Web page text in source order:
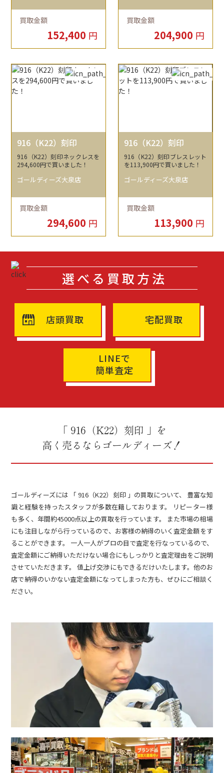
買取金額
152,400 円
買取金額
204,900 円
916（K22）刻印
916（K22）刻印ネックレスを
294,600円で買いました！
ゴールディーズ大泉店
買取金額
294,600 円
916（K22）刻印
916（K22）刻印ブレスレット
を113,900円で買いました！
ゴールディーズ大泉店
買取金額
113,900 円
選べる買取方法
店頭買取 宅配買取
LINEで
簡単査定
「 916（K22）刻印 」を
高く売るならゴールディーズ！
ゴールディーズには 「 916（K22）刻印 」の買取について、 豊富な知
識と経験を持ったスタッフが多数在籍しております。 リピーター様
も多く、年間約45000点以上の買取を行っています。 また市場の相場
にも注目しながら行っているので、お客様の納得のいく査定金額をす
ることができます。 一人一人がプロの目で査定を行なっているので、
査定金額にご納得いただけない場合にもしっかりと査定理由をご説明
させていただきます。 値上げ交渉にもできるだけいたします。他のお
店で納得のいかない査定金額になってしまった方も、ぜひにご相談く
ださい。